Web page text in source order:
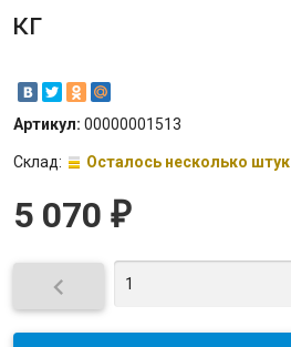
кг
Артикул: 00000001513
Склад: Осталось несколько штук
5 070 ₽
